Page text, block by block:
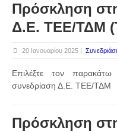
Πρόσκληση
Δ.Ε. ΤΕΕ/ΤΔΜ
20 Ιανουαρίου 2025 |
Επιλέξτε τον
συνεδρίαση Δ.Ε. ΤΕΕ/ΤΔΜ
Πρόσκληση